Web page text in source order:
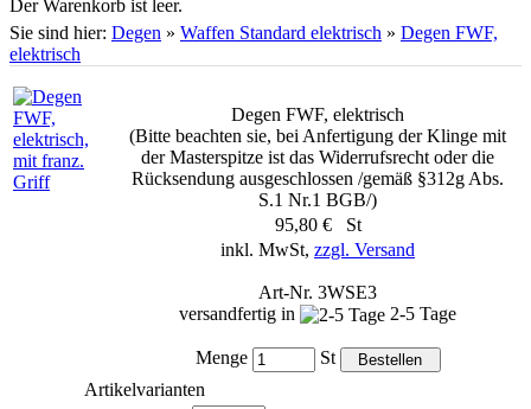
Der Warenkorb ist leer.
Sie sind hier: Degen » Waffen Standard elektrisch » Degen FWF,
elektrisch
Degen FWF, elektrisch
(Bitte beachten sie, bei Anfertigung der Klinge mit
der Masterspitze ist das Widerrufsrecht oder die
Rücksendung ausgeschlossen /gemäß §312g Abs.
S.1 Nr.1 BGB/)
95,80 € St
inkl. MwSt, zzgl. Versand
Art-Nr. 3WSE3
versandfertig in
2-5 Tage
Menge
St
Artikelvarianten